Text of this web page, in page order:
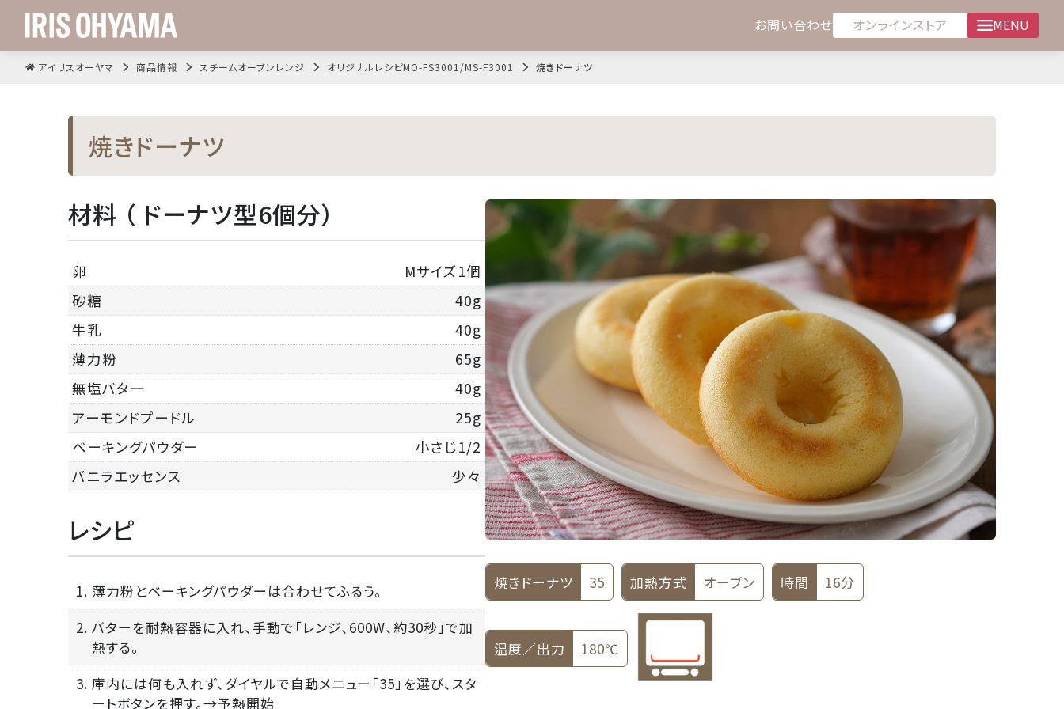
お問い合わせ オンラインストア MENU
アイリスオーヤマ 商品情報 スチームオーブンレンジ オリジナルレシピMO-FS3001/MS-F3001 焼きドーナツ
焼きドーナツ
焼きドーナツ 35 加熱方式 オーブン 時間 16分
温度／出力 180℃
材料 （ ドーナツ型6個分）
卵
Mサイズ1個
砂糖
40g
牛乳
40g
薄力粉
65g
無塩バター
40g
アーモンドプードル
25g
ベーキングパウダー
小さじ1/2
バニラエッセンス
少々
レシピ
1. 薄力粉とベーキングパウダーは合わせてふるう。
2. バターを耐熱容器に入れ、手動で「レンジ、600W、約30秒」で加
熱する。
3. 庫内には何も入れず、ダイヤルで自動メニュー「35」を選び、スタ
ートボタンを押す。→予熱開始